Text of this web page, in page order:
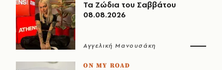
Τα Ζώδια του Σαββάτου
08.08.2026
Αγγελική Μανουσάκη
ON MY ROAD